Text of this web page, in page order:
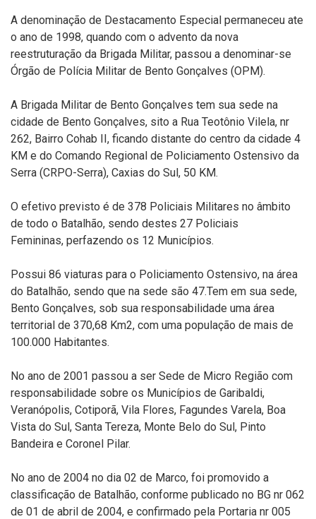
A denominação de Destacamento Especial permaneceu ate
o ano de 1998, quando com o advento da nova
reestruturação da Brigada Militar, passou a denominar-se
Órgão de Polícia Militar de Bento Gonçalves (OPM).
A Brigada Militar de Bento Gonçalves tem sua sede na
cidade de Bento Gonçalves, sito a Rua Teotônio Vilela, nr
262, Bairro Cohab II, ficando distante do centro da cidade 4
KM e do Comando Regional de Policiamento Ostensivo da
Serra (CRPO-Serra), Caxias do Sul, 50 KM.
O efetivo previsto é de 378 Policiais Militares no âmbito
de todo o Batalhão, sendo destes 27 Policiais
Femininas, perfazendo os 12 Municípios.
Possui 86 viaturas para o Policiamento Ostensivo, na área
do Batalhão, sendo que na sede são 47.Tem em sua sede,
Bento Gonçalves, sob sua responsabilidade uma área
territorial de 370,68 Km2, com uma população de mais de
100.000 Habitantes.
No ano de 2001 passou a ser Sede de Micro Região com
responsabilidade sobre os Municípios de Garibaldi,
Veranópolis, Cotiporã, Vila Flores, Fagundes Varela, Boa
Vista do Sul, Santa Tereza, Monte Belo do Sul, Pinto
Bandeira e Coronel Pilar.
No ano de 2004 no dia 02 de Marco, foi promovido a
classificação de Batalhão, conforme publicado no BG nr 062
de 01 de abril de 2004, e confirmado pela Portaria nr 005